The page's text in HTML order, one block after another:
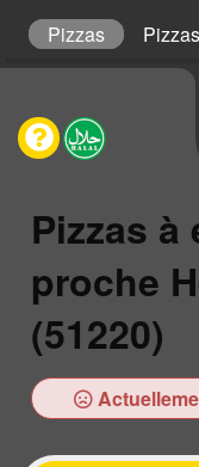
Pizzas
Pizzas à
proche
(51220)